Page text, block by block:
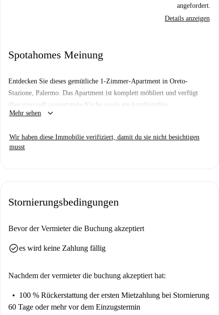
angefordert.
Details anzeigen
Spotahomes Meinung
Entdecken Sie dieses gemütliche 1-Zimmer-Apartment in Oreto-
Stazione, Palermo. Das Apartment ist komplett möbliert und verfügt
über eine voll ausgestattete Küche sowie ein komfortables
Wohnambiente. WLAN ist inklusive und sorgt für ständige
von Spotahome professionell geprüft, sodass Sie sich auf ihre Qualität
und die korrekte Beschreibung verlassen können.
Alimentari, Carrefour, Todis Palermo und famila. Kulinarisch verwöhnt
Battaglia oder Restaurants wie C'è Pizza per Te und Polli e Fantasie.
erleben Sie einen unkomplizierten Aufenthalt.
Mehr sehen keyboard_arrow_down
Wir haben diese Immobilie verifiziert, damit du sie nicht besichtigen
musst
Stornierungsbedingungen
Bevor der Vermieter die Buchung akzeptiert
check_circlees wird keine Zahlung fällig
Nachdem der vermieter die buchung akzeptiert hat:
100 % Rückerstattung der ersten Mietzahlung bei Stornierung
60 Tage oder mehr vor dem Einzugstermin